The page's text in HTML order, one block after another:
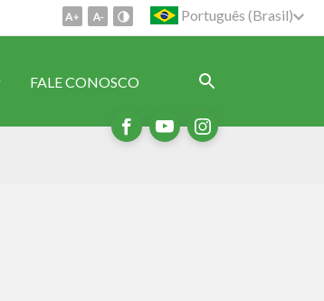
Português (Brasil)
FALE CONOSCO